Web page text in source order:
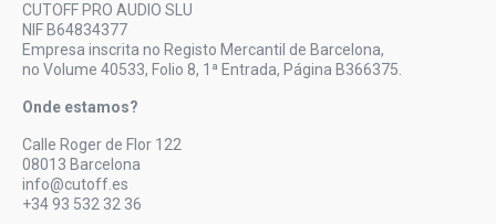
CUTOFF PRO AUDIO SLU
NIF B64834377
Empresa inscrita no Registo Mercantil de Barcelona,
no Volume 40533, Folio 8, 1ª Entrada, Página B366375.
Onde estamos?
Calle Roger de Flor 122
08013 Barcelona
info@cutoff.es
+34 93 532 32 36